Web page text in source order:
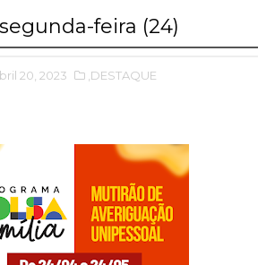
feira (24)
20, 2023 ,DESTAQUE